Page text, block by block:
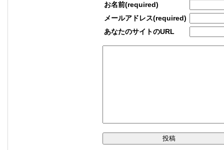
お名前(required)
メールアドレス(required)
あなたのサイトのURL